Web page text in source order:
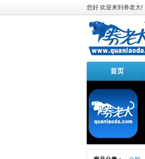
您好 欢迎来到券老大!
首页